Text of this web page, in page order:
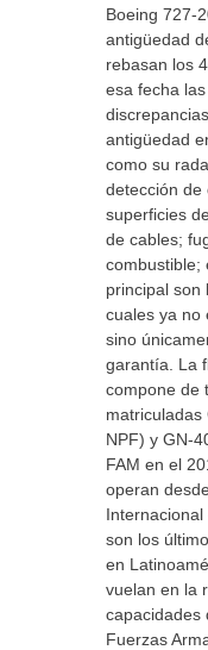
Boeing 727-
antigüedad
rebasan los
esa fecha
antigüedad
como su
detección de
superficies
de cables;
combustible;
principal son
cuales ya no
sino
garantía. La
compone de
matriculadas
NPF) y GN-
FAM en el
operan
Internacional
son los
en
vuelan en la
capacidades
Fuerzas